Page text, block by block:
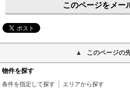
このページをメー
このページの
物件を探す
条件を指定して探す エリアから探す